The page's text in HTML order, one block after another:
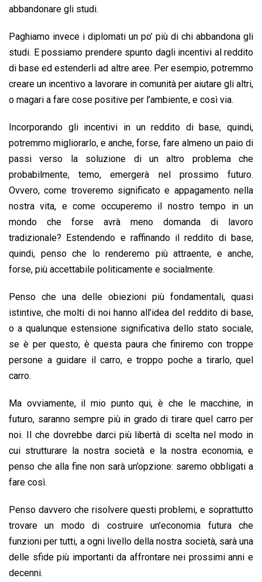
abbandonare gli studi.
Paghiamo invece i diplomati un po’ più di chi abbandona gli
studi. E possiamo prendere spunto dagli incentivi al reddito
di base ed estenderli ad altre aree. Per esempio, potremmo
creare un incentivo a lavorare in comunità per aiutare gli altri,
o magari a fare cose positive per l’ambiente, e così via.
Incorporando gli incentivi in un reddito di base, quindi,
potremmo migliorarlo, e anche, forse, fare almeno un paio di
passi verso la soluzione di un altro problema che
probabilmente, temo, emergerà nel prossimo futuro.
Ovvero, come troveremo significato e appagamento nella
nostra vita, e come occuperemo il nostro tempo in un
mondo che forse avrà meno domanda di lavoro
tradizionale? Estendendo e raffinando il reddito di base,
quindi, penso che lo renderemo più attraente, e anche,
forse, più accettabile politicamente e socialmente.
Penso che una delle obiezioni più fondamentali, quasi
istintive, che molti di noi hanno all’idea del reddito di base,
o a qualunque estensione significativa dello stato sociale,
se è per questo, è questa paura che finiremo con troppe
persone a guidare il carro, e troppo poche a tirarlo, quel
carro.
Ma ovviamente, il mio punto qui, è che le macchine, in
futuro, saranno sempre più in grado di tirare quel carro per
noi. Il che dovrebbe darci più libertà di scelta nel modo in
cui strutturare la nostra società e la nostra economia, e
penso che alla fine non sarà un’opzione: saremo obbligati a
fare così.
Penso davvero che risolvere questi problemi, e soprattutto
trovare un modo di costruire un’economia futura che
funzioni per tutti, a ogni livello della nostra società, sarà una
delle sfide più importanti da affrontare nei prossimi anni e
decenni.